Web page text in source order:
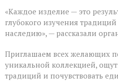
«Каждое изделие — это
глубокого изучения
наследию», — рассказали
Приглашаем всех желающих
уникальной коллекцией,
традиций и почувствовать